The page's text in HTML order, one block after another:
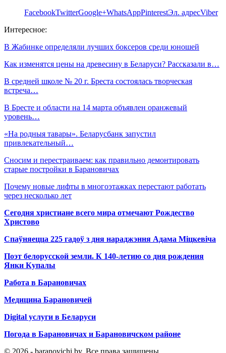
FacebookTwitterGoogle+WhatsAppPinterestЭл. адресViber
Интересное:
В Жабинке определяли лучших боксеров среди юношей
Как изменятся цены на древесину в Беларуси? Рассказали в…
В средней школе № 20 г. Бреста состоялась творческая
встреча…
В Бресте и области на 14 марта объявлен оранжевый
уровень…
«На родныя тавары». Беларусбанк запустил
привлекательный…
Сносим и перестраиваем: как правильно демонтировать
старые постройки в Барановичах
Почему новые лифты в многоэтажках перестают работать
через несколько лет
Сегодня христиане всего мира отмечают Рождество
Христово
Спаўняецца 225 гадоў з дня нараджэння Адама Міцкевіча
Поэт белорусской земли. К 140-летию со дня рождения
Янки Купалы
Работа в Барановичах
Медицина Барановичей
Digital услуги в Беларуси
Погода в Барановичах и Барановичском районе
© 2026 - baranovichi.by. Все права защищены.